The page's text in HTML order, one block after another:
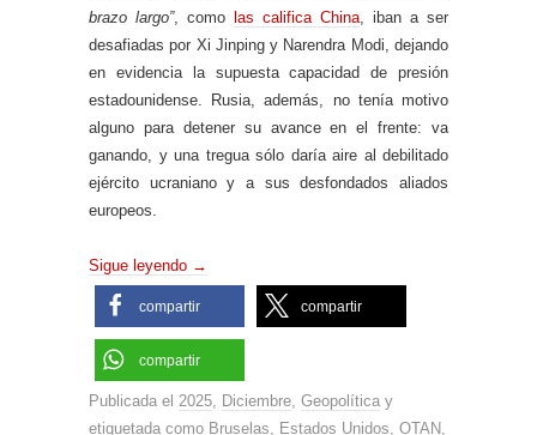
brazo largo”, como las califica China , iban a ser
desafiadas por Xi Jinping y Narendra Modi, dejando
en evidencia la supuesta capacidad de presión
estadounidense. Rusia, además, no tenía motivo
alguno para detener su avance en el frente: va
ganando, y una tregua sólo daría aire al debilitado
ejército ucraniano y a sus desfondados aliados
europeos.
Sigue leyendo →
compartir compartir
compartir
Publicada el 2025 Diciembre Geopolítica y
etiquetada como Bruselas Estados Unidos OTAN